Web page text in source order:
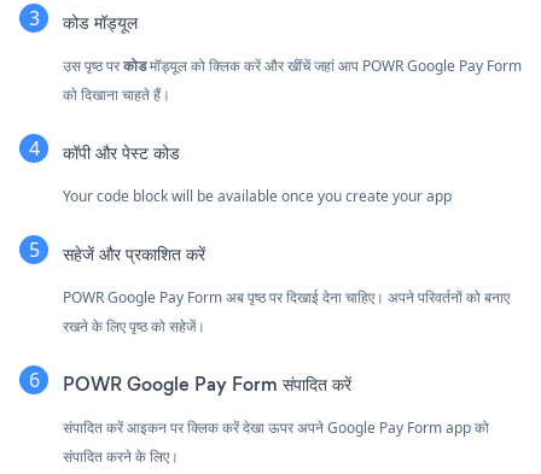
कोड मॉड्यूल
उस पृष्ठ परकोडमॉड्यूल को क्लिक करें और खींचें जहां आप POWR Google Pay Form
को दिखाना चाहते हैं।
कॉपी और पेस्ट कोड
Your code block will be available once you create your app
सहेजें और प्रकाशित करें
POWR Google Pay Form अब पृष्ठ पर दिखाई देना चाहिए। अपने परिवर्तनों को बनाए
रखने के लिए पृष्ठ को सहेजें।
POWR Google Pay Form संपादित करें
संपादित करें आइकन पर क्लिक करेंदेखा ऊपर अपने Google Pay Form app को
संपादित करने के लिए।